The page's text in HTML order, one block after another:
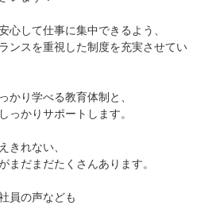
心して仕事に集中できるよう、
ンスを重視した制度を充実させてい
かり学べる教育体制と、
っかりサポートします。
きれない、
まだまだたくさんあります。
員の声なども